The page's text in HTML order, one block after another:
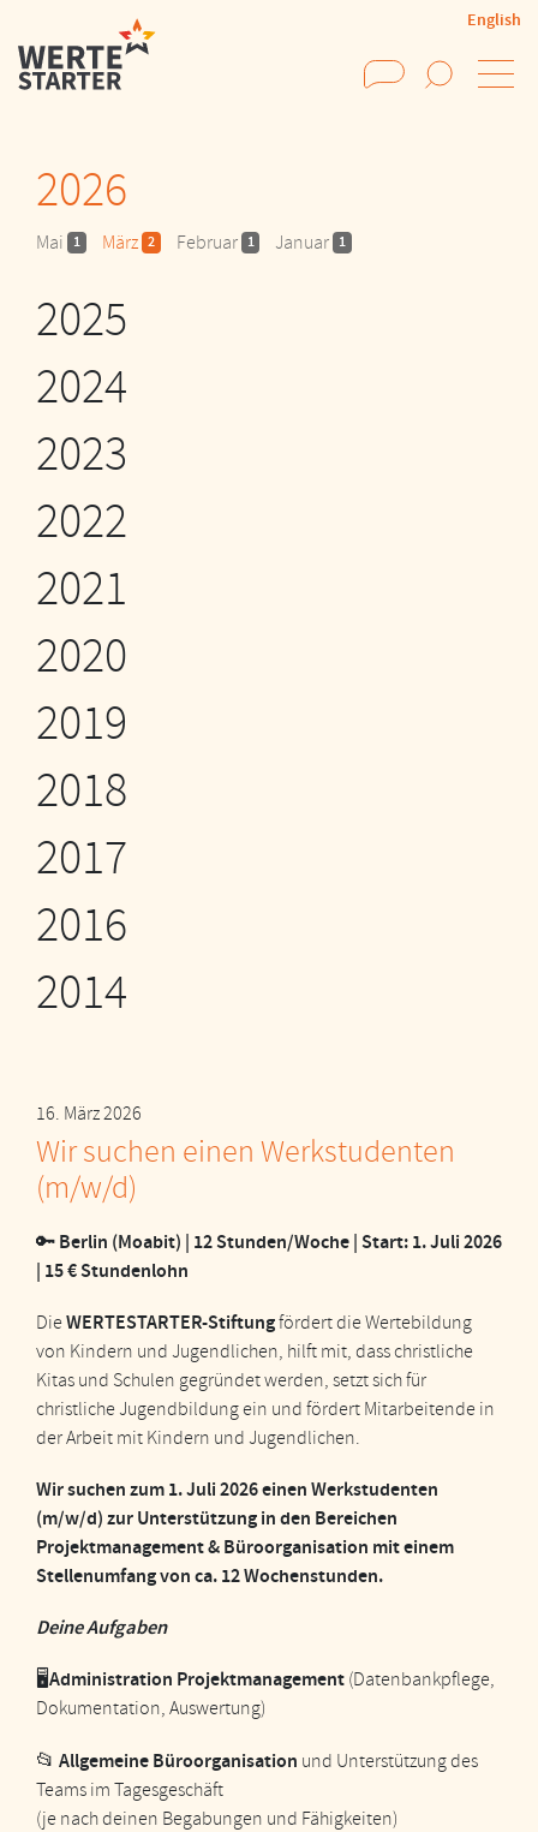
English
Suchen
2026
Mai 1 März 2 Februar 1 Januar 1
2025
2024
2023
2022
2021
2020
2019
2018
2017
2016
2014
16. März 2026
Wir suchen einen Werkstudenten
(m/w/d)
🔑 Berlin (Moabit) | 12 Stunden/Woche | Start: 1. Juli 2026
| 15 € Stundenlohn
DieWERTESTARTER-Stiftungfördert die Wertebildung
von Kindern und Jugendlichen, hilft mit, dass christliche
Kitas und Schulen gegründet werden, setzt sich für
christliche Jugendbildung ein und fördert Mitarbeitende in
der Arbeit mit Kindern und Jugendlichen.
Wir suchen zum 1. Juli 2026 einen Werkstudenten
(m/w/d) zur Unterstützung in den Bereichen
Projektmanagement & Büroorganisation mit einem
Stellenumfang von ca. 12 Wochenstunden.
Deine Aufgaben
🖥Administration Projektmanagement (Datenbankpflege,
Dokumentation, Auswertung)
📂 Allgemeine Büroorganisation und Unterstützung des
Teams im Tagesgeschäft
(je nach deinen Begabungen und Fähigkeiten)